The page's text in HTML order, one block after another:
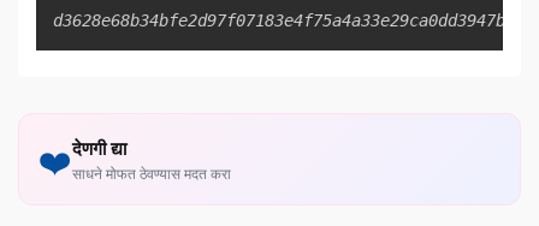
Copy
❤️देणगी द्या
साधने मोफत ठेवण्यास मदत करा